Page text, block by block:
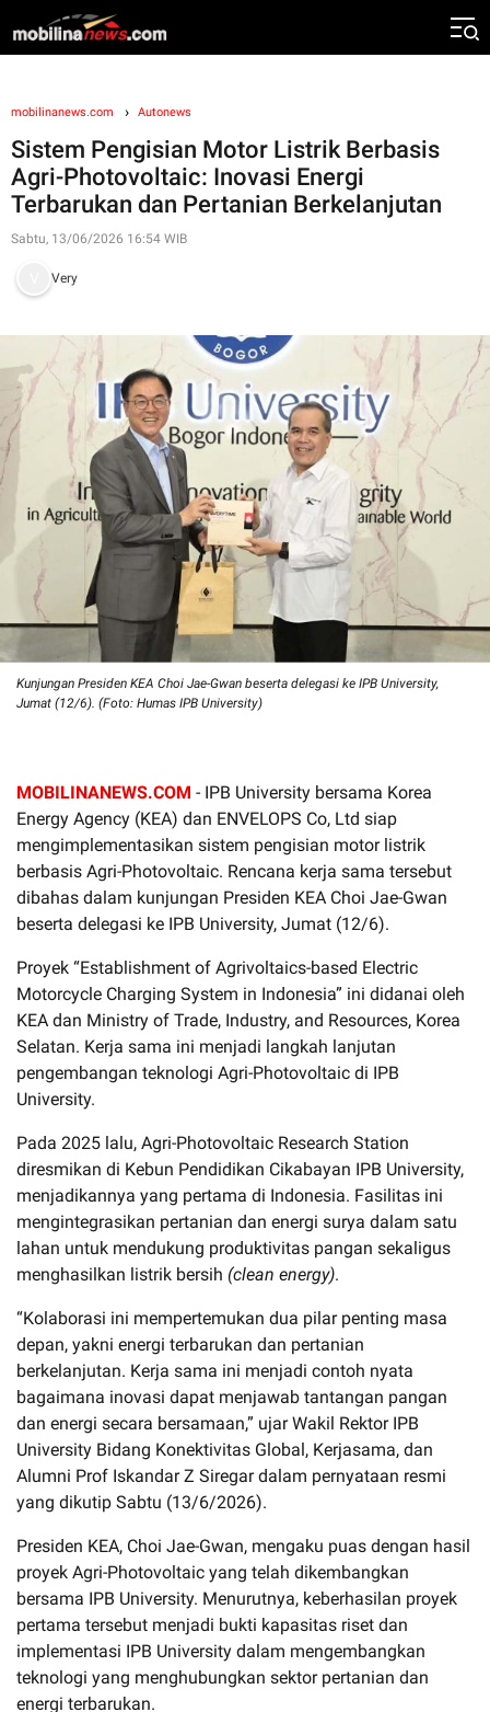
mobilinanews.com Autonews
Sistem Pengisian Motor Listrik Berbasis
Agri-Photovoltaic: Inovasi Energi
Terbarukan dan Pertanian Berkelanjutan
Sabtu, 13/06/2026 16:54 WIB
Very
Kunjungan Presiden KEA Choi Jae-Gwan beserta delegasi ke IPB University,
Jumat (12/6). (Foto: Humas IPB University)
MOBILINANEWS.COM - IPB University bersama Korea
Energy Agency (KEA) dan ENVELOPS Co, Ltd siap
mengimplementasikan sistem pengisian motor listrik
berbasis Agri-Photovoltaic. Rencana kerja sama tersebut
dibahas dalam kunjungan Presiden KEA Choi Jae-Gwan
beserta delegasi ke IPB University, Jumat (12/6).
Proyek “Establishment of Agrivoltaics-based Electric
Motorcycle Charging System in Indonesia” ini didanai oleh
KEA dan Ministry of Trade, Industry, and Resources, Korea
Selatan. Kerja sama ini menjadi langkah lanjutan
pengembangan teknologi Agri-Photovoltaic di IPB
University.
Pada 2025 lalu, Agri-Photovoltaic Research Station
diresmikan di Kebun Pendidikan Cikabayan IPB University,
menjadikannya yang pertama di Indonesia. Fasilitas ini
mengintegrasikan pertanian dan energi surya dalam satu
lahan untuk mendukung produktivitas pangan sekaligus
menghasilkan listrik bersih (clean energy).
“Kolaborasi ini mempertemukan dua pilar penting masa
depan, yakni energi terbarukan dan pertanian
berkelanjutan. Kerja sama ini menjadi contoh nyata
bagaimana inovasi dapat menjawab tantangan pangan
dan energi secara bersamaan,” ujar Wakil Rektor IPB
University Bidang Konektivitas Global, Kerjasama, dan
Alumni Prof Iskandar Z Siregar dalam pernyataan resmi
yang dikutip Sabtu (13/6/2026).
Presiden KEA, Choi Jae-Gwan, mengaku puas dengan hasil
proyek Agri-Photovoltaic yang telah dikembangkan
bersama IPB University. Menurutnya, keberhasilan proyek
pertama tersebut menjadi bukti kapasitas riset dan
implementasi IPB University dalam mengembangkan
teknologi yang menghubungkan sektor pertanian dan
energi terbarukan.